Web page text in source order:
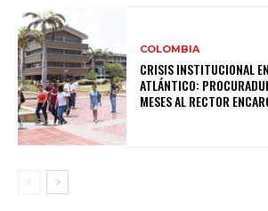
COLOMBIA
CRISIS INSTITUCIONAL
ATLÁNTICO:
MESES AL RECTOR